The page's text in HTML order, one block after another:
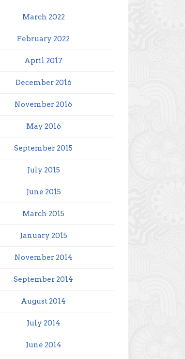
March 2022
February 2022
April 2017
December 2016
November 2016
May 2016
September 2015
July 2015
June 2015
March 2015
January 2015
November 2014
September 2014
August 2014
July 2014
June 2014